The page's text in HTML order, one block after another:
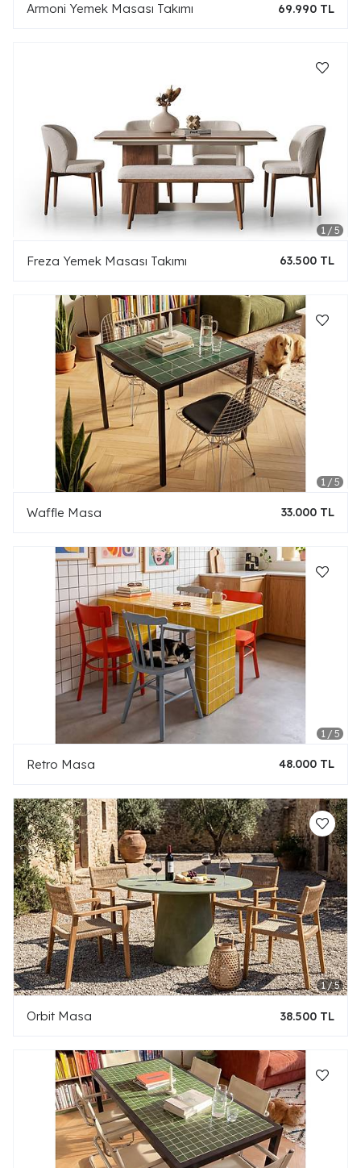
Armoni Yemek Masası Takımı 69.990 TL
Freza Yemek Masası Takımı 63.500 TL
Waffle Masa 33.000 TL
Retro Masa 48.000 TL
Orbit Masa 38.500 TL